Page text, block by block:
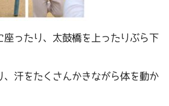
座ったり、太鼓橋を上ったりぶら下
、汗をたくさんかきながら体を動か